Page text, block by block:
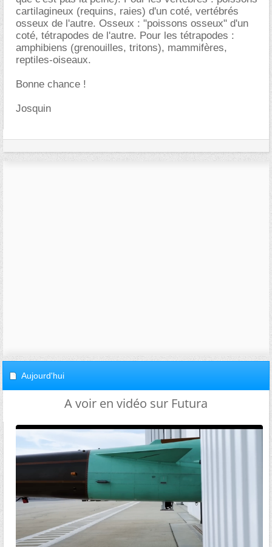
cartilagineux (requins, raies) d'un coté, vertébrés
osseux de l'autre. Osseux : "poissons osseux" d'un
coté, tétrapodes de l'autre. Pour les tétrapodes :
amphibiens (grenouilles, tritons), mammifères,
reptiles-oiseaux.
Bonne chance !
Josquin
Aujourd'hui
A voir en vidéo sur Futura